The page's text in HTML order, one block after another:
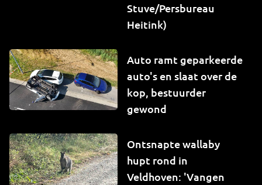
Stuve/Persbureau
Heitink)
Auto ramt geparkeerde
auto's en slaat over de
kop, bestuurder
gewond
Ontsnapte wallaby
hupt rond in
Veldhoven: 'Vangen